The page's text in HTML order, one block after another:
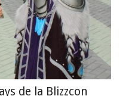
de la Blizzcon